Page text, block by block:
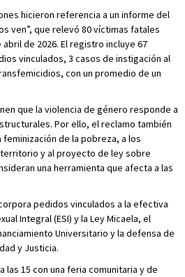
hicieron referencia a un informe del
ven”, que relevó 80 víctimas fatales
de 2026. El registro incluye 67
vinculados, 3 casos de instigación al
con un promedio de un
que la violencia de género responde a
Por ello, el reclamo también
de la pobreza, a los
y al proyecto de ley sobre
una herramienta que afecta a las
pedidos vinculados a la efectiva
Integral (ESI) y la Ley Micaela, el
Universitario y la defensa de
y Justicia.
las 15 con una feria comunitaria y de